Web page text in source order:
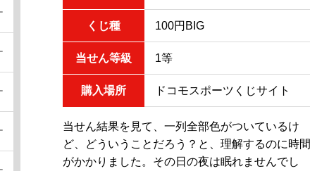
くじ種 100円BIG
当せん等級 1等
購入場所 ドコモスポーツくじサイト
当せん結果を見て、一列全部色がついているけ
ど、どういうことだろう？と、理解するのに時間
がかかりました。その日の夜は眠れませんでし